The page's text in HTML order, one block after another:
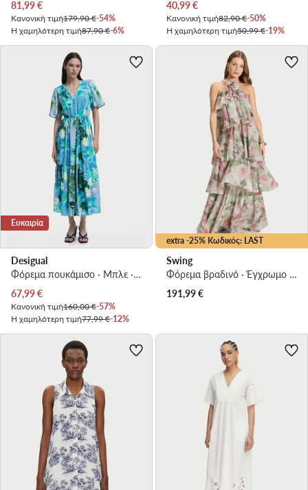
Τρέχουσα τιμή
81,99€
Κανονική τιμή179,90 €-54%
Η χαμηλότερη τιμή87,90 €-6%
Τρέχουσα τιμή
40,99€
Κανονική τιμή82,90 €-50%
Η χαμηλότερη τιμή50,99 €-19%
Ευκαιρία
Desigual
Φόρεμα πουκάμισο · Μπλε · Midi
Τρέχουσα τιμή
67,99€
Κανονική τιμή160,00 €-57%
Η χαμηλότερη τιμή77,99 €-12%
extra -25% Κωδικός: LAST
Swing
Φόρεμα βραδινό · Έγχρωμο · Maxi
191,99€